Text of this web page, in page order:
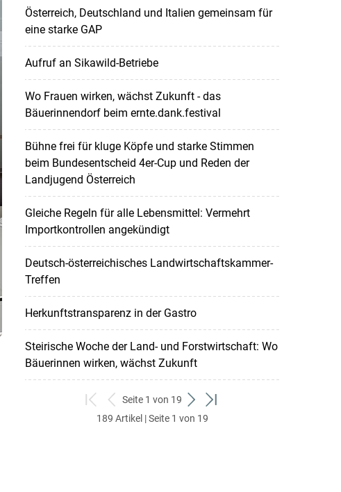
Österreich, Deutschland und Italien gemeinsam für
eine starke GAP
Aufruf an Sikawild-Betriebe
Wo Frauen wirken, wächst Zukunft - das
Bäuerinnendorf beim ernte.dank.festival
Bühne frei für kluge Köpfe und starke Stimmen
beim Bundesentscheid 4er-Cup und Reden der
Landjugend Österreich
Gleiche Regeln für alle Lebensmittel: Vermehrt
Importkontrollen angekündigt
Deutsch-österreichisches Landwirtschaftskammer-
Treffen
Herkunftstransparenz in der Gastro
Steirische Woche der Land- und Forstwirtschaft: Wo
Bäuerinnen wirken, wächst Zukunft
zum
ersten
zurück
zum
Seite 1 von 19
weiter
zum
zum
189 Artikel | Seite 1 von 19